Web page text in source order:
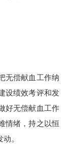
偿献血工作纳
设绩效考评和发
好无偿献血工作
情绪，持之以恒
。